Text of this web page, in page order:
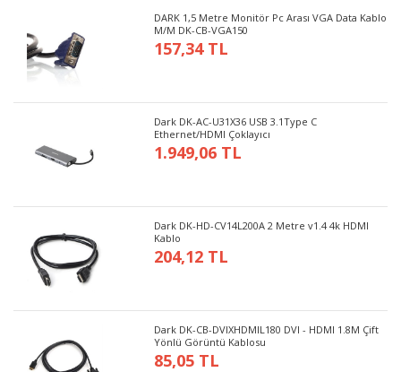
DARK 1,5 Metre Monitör Pc Arası VGA Data Kablo
M/M DK-CB-VGA150
157,34 TL
Dark DK-AC-U31X36 USB 3.1Type C
Ethernet/HDMI Çoklayıcı
1.949,06 TL
Dark DK-HD-CV14L200A 2 Metre v1.4 4k HDMI
Kablo
204,12 TL
Dark DK-CB-DVIXHDMIL180 DVI - HDMI 1.8M Çift
Yönlü Görüntü Kablosu
85,05 TL